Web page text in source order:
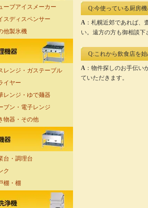
ーブアイスメーカー
スディスペンサー
他製氷機
レンジ・ガステーブル
イヤー
レンジ・ゆで麺器
ブン・電子レンジ
物器・その他
台・調理台
ク
棚・棚
Q:今使っている厨房
A ：札幌近郊であれば
い。遠方の方も御相談
Q:これから飲食店を
A ：物件探しのお手伝
ていただきます。